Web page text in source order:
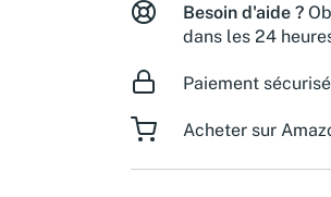
Besoin d'aide ?
dans les 24
Paiement sécurisé
Acheter sur